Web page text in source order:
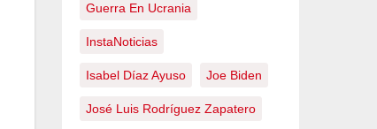
Guerra En Ucrania
InstaNoticias
Isabel Díaz Ayuso Joe Biden
José Luis Rodríguez Zapatero